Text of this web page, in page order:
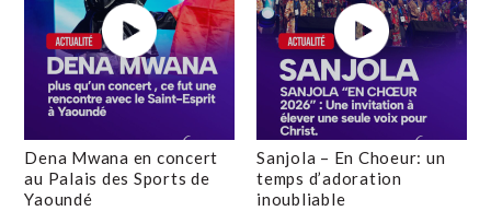
Dena Mwana en concert
au Palais des Sports de
Yaoundé
Sanjola – En Choeur: un
temps d’adoration
inoubliable